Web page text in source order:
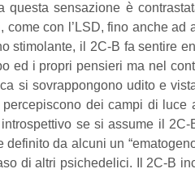
questa sensazione è
come con l’LSD, fino anche
stimolante, il 2C-B fa sentire
ed i propri pensieri ma nel
si sovrappongono udito e
percepiscono dei campi di
se si assume il
definito da alcuni un
di altri psichedelici. Il 2C-B